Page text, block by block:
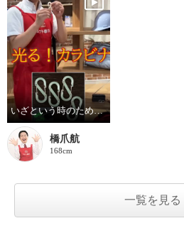
いざという時のために！備えておきたい！
橋爪航
168cm
一覧を見る